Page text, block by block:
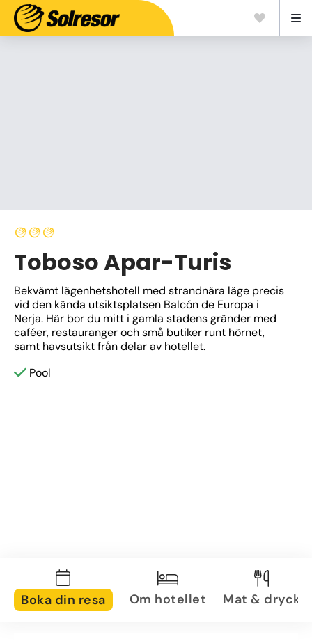
Toboso Apar-Turis
Bekvämt lägenhetshotell med strandnära läge precis
vid den kända utsiktsplatsen Balcón de Europa i
Nerja. Här bor du mitt i gamla stadens gränder med
caféer, restauranger och små butiker runt hörnet,
samt havsutsikt från delar av hotellet.
Pool
Boka din resa Om hotellet Mat & dryck